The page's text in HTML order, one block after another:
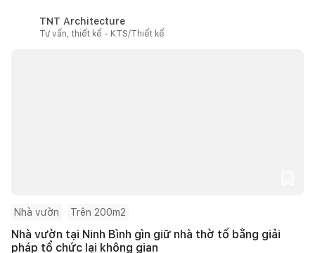
TNT Architecture
Tư vấn, thiết kế - KTS/Thiết kế
Nhà vườn Trên 200m2
Nhà vườn tại Ninh Bình gìn giữ nhà thờ tổ bằng giải
pháp tổ chức lại không gian